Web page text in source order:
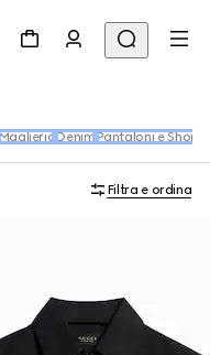
Maglieria Denim Pantaloni e Shorts
Filtra e ordina